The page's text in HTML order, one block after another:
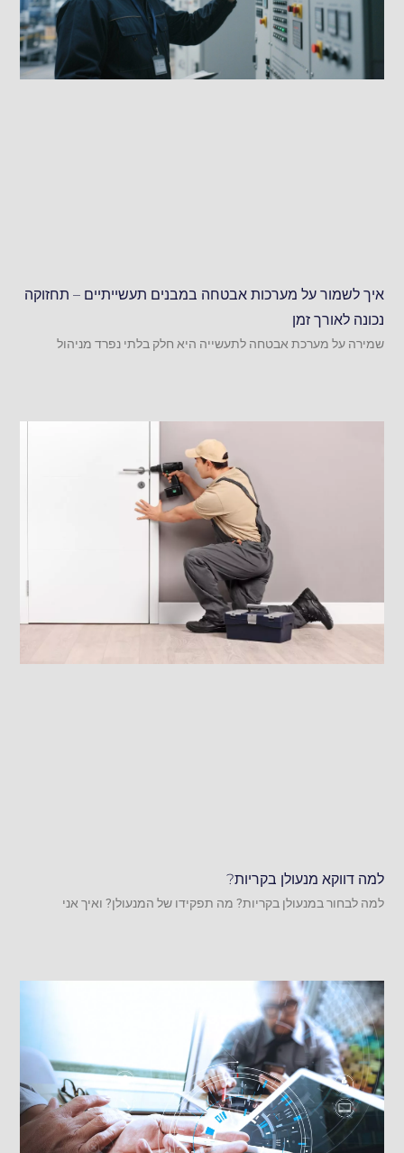
איך לשמור על מערכות אבטחה במבנים תעשייתיים – תחזוקה
נכונה לאורך זמן
שמירה על מערכת אבטחה לתעשייה היא חלק בלתי נפרד מניהול
למה דווקא מנעולן בקריות?
למה לבחור במנעולן בקריות? מה תפקידו של המנעולן? ואיך אני